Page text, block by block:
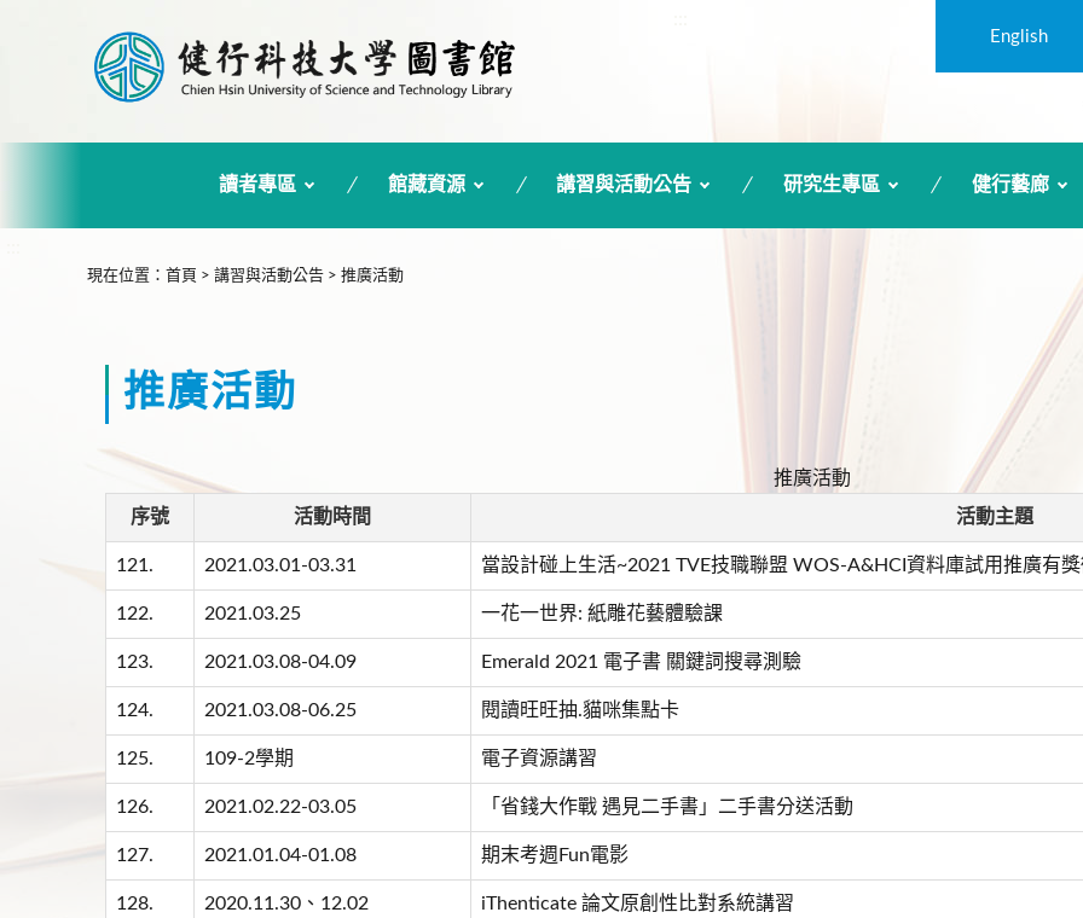
English
讀者專區 館藏資源 講習與活動公告 研究生專區 健行藝廊
現在位置 ： 首頁 > 講習與活動公告 > 推廣活動
推廣活動
推廣活動
序號
活動時間 活動主題
121. 2021.03.01-03.31 當設計碰上生活~2021 TVE技職聯盟 WOS-A&HCI資料庫試用推廣有
122. 2021.03.25 一花一世界: 紙雕花藝體驗課
123. 2021.03.08-04.09 Emerald 2021 電子書 關鍵詞搜尋測驗
124. 2021.03.08-06.25 閱讀旺旺抽.貓咪集點卡
125. 109-2學期 電子資源講習
126. 2021.02.22-03.05 「省錢大作戰 遇見二手書」二手書分送活動
127. 2021.01.04-01.08 期末考週Fun電影
128. 2020.11.30、12.02 iThenticate 論文原創性比對系統講習